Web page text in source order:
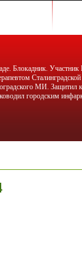
Блокадник.
МИ.
городским